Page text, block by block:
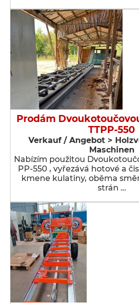
Prodám
TTPP-550
Verkauf / Angebot >
Maschinen
Nabízím použitou
PP-550 , vyřezává hotové a
kmene kulatiny, oběma
strán …